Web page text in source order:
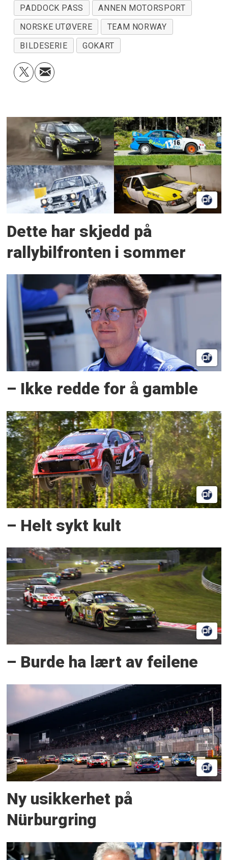
PADDOCK PASS
ANNEN MOTORSPORT
NORSKE UTØVERE
TEAM NORWAY
BILDESERIE
GOKART
Dette har skjedd på
rallybilfronten i sommer
– Ikke redde for å gamble
– Helt sykt kult
– Burde ha lært av feilene
Ny usikkerhet på
Nürburgring